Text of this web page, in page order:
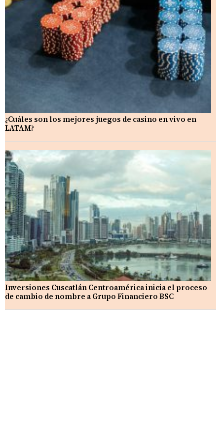
¿Cuáles son los mejores juegos de casino en vivo en
LATAM?
Inversiones Cuscatlán Centroamérica inicia el proceso
de cambio de nombre a Grupo Financiero BSC